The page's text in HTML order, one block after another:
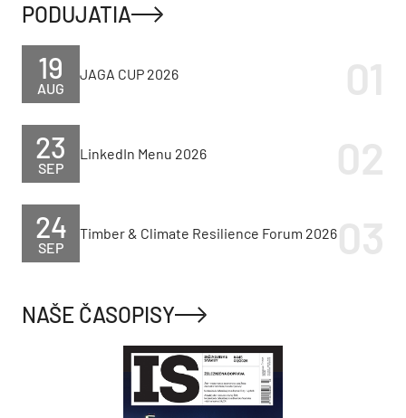
PODUJATIA
AUG
19 JAGA CUP 2026
SEP
23 LinkedIn Menu 2026
SEP
24 Timber & Climate Resilience Forum 2026
NAŠE ČASOPISY